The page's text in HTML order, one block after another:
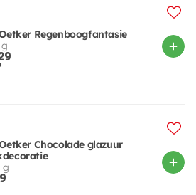
Regenboogfantasie
g
Chocolade glazuur
g